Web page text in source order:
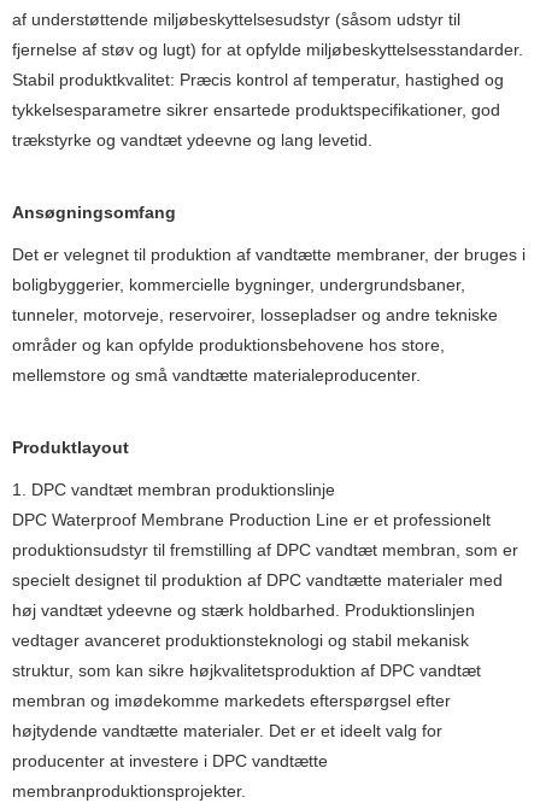
af ​​understøttende miljøbeskyttelsesudstyr (såsom udstyr til
fjernelse af støv og lugt) for at opfylde miljøbeskyttelsesstandarder.
Stabil produktkvalitet: Præcis kontrol af temperatur, hastighed og
tykkelsesparametre sikrer ensartede produktspecifikationer, god
trækstyrke og vandtæt ydeevne og lang levetid.
Ansøgningsomfang
Det er velegnet til produktion af vandtætte membraner, der bruges i
boligbyggerier, kommercielle bygninger, undergrundsbaner,
tunneler, motorveje, reservoirer, lossepladser og andre tekniske
områder og kan opfylde produktionsbehovene hos store,
mellemstore og små vandtætte materialeproducenter.
Produktlayout
1. DPC vandtæt membran produktionslinje
DPC Waterproof Membrane Production Line er et professionelt
produktionsudstyr til fremstilling af DPC vandtæt membran, som er
specielt designet til produktion af DPC vandtætte materialer med
høj vandtæt ydeevne og stærk holdbarhed. Produktionslinjen
vedtager avanceret produktionsteknologi og stabil mekanisk
struktur, som kan sikre højkvalitetsproduktion af DPC vandtæt
membran og imødekomme markedets efterspørgsel efter
højtydende vandtætte materialer. Det er et ideelt valg for
producenter at investere i DPC vandtætte
membranproduktionsprojekter.